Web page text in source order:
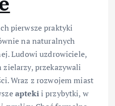
pierwsze praktyki
na naturalnych
Ludowi uzdrowiciele,
przekazywali
Wraz z rozwojem miast
aptekii przybytki, w